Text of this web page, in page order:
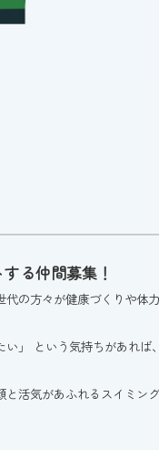
る仲間募集！
代の方々が健康づくりや体
い」 という気持ちがあれば
活気があふれるスイミン